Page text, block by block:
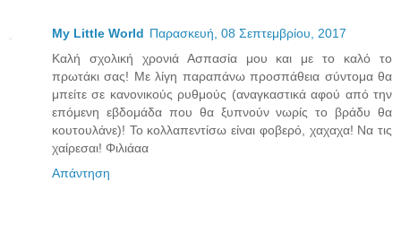
My Little World Παρασκευή, 08 Σεπτεμβρίου, 2017
Καλή σχολική χρονιά Ασπασία μου και με το καλό το
πρωτάκι σας! Με λίγη παραπάνω προσπάθεια σύντομα θα
μπείτε σε κανονικούς ρυθμούς (αναγκαστικά αφού από την
επόμενη εβδομάδα που θα ξυπνούν νωρίς το βράδυ θα
κουτουλάνε)! Το κολλαπεντίσω είναι φοβερό, χαχαχα! Να τις
χαίρεσαι! Φιλιάαα
Απάντηση